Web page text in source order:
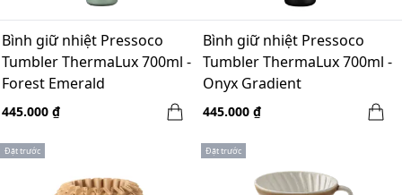
Bình giữ nhiệt Pressoco
Tumbler ThermaLux 700ml -
Forest Emerald
445.000 ₫
Bình giữ nhiệt Pressoco
Tumbler ThermaLux 700ml -
Onyx Gradient
445.000 ₫
Đặt trước Đặt trước